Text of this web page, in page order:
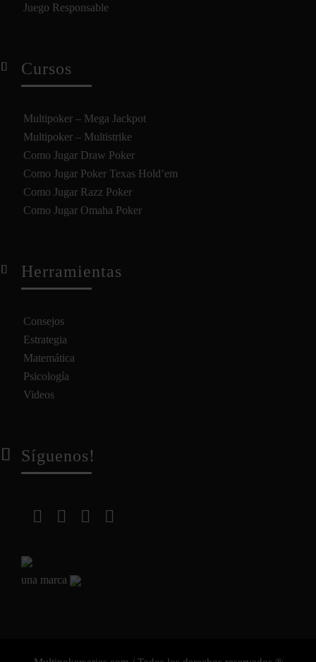
Juego Responsable
Cursos
Multipoker – Mega Jackpot
Multipoker – Multistrike
Como Jugar Draw Poker
Como Jugar Poker Texas Hold’em
Como Jugar Razz Poker
Como Jugar Omaha Poker
Herramientas
Consejos
Estrategia
Matemática
Psicología
Videos
Síguenos!
una marca